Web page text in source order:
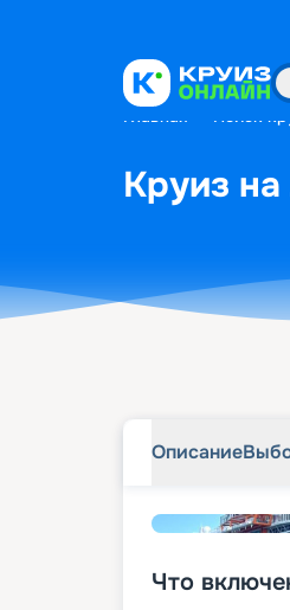
Главная Поиск
Круиз
Описание
Что